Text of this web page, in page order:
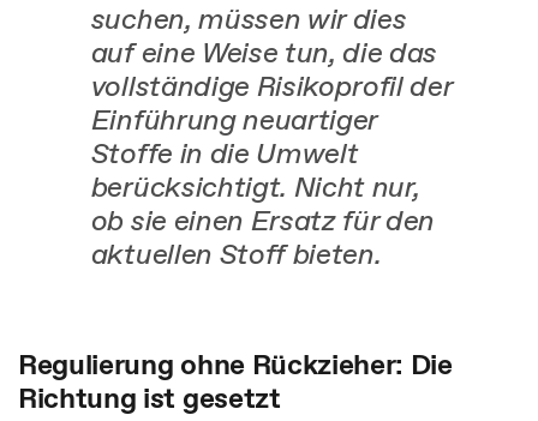
suchen, müssen wir dies
auf eine Weise tun, die das
vollständige Risikoprofil der
Einführung neuartiger
Stoffe in die Umwelt
berücksichtigt. Nicht nur,
ob sie einen Ersatz für den
aktuellen Stoff bieten.
Regulierung ohne Rückzieher: Die
Richtung ist gesetzt